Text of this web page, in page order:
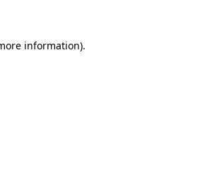
information).